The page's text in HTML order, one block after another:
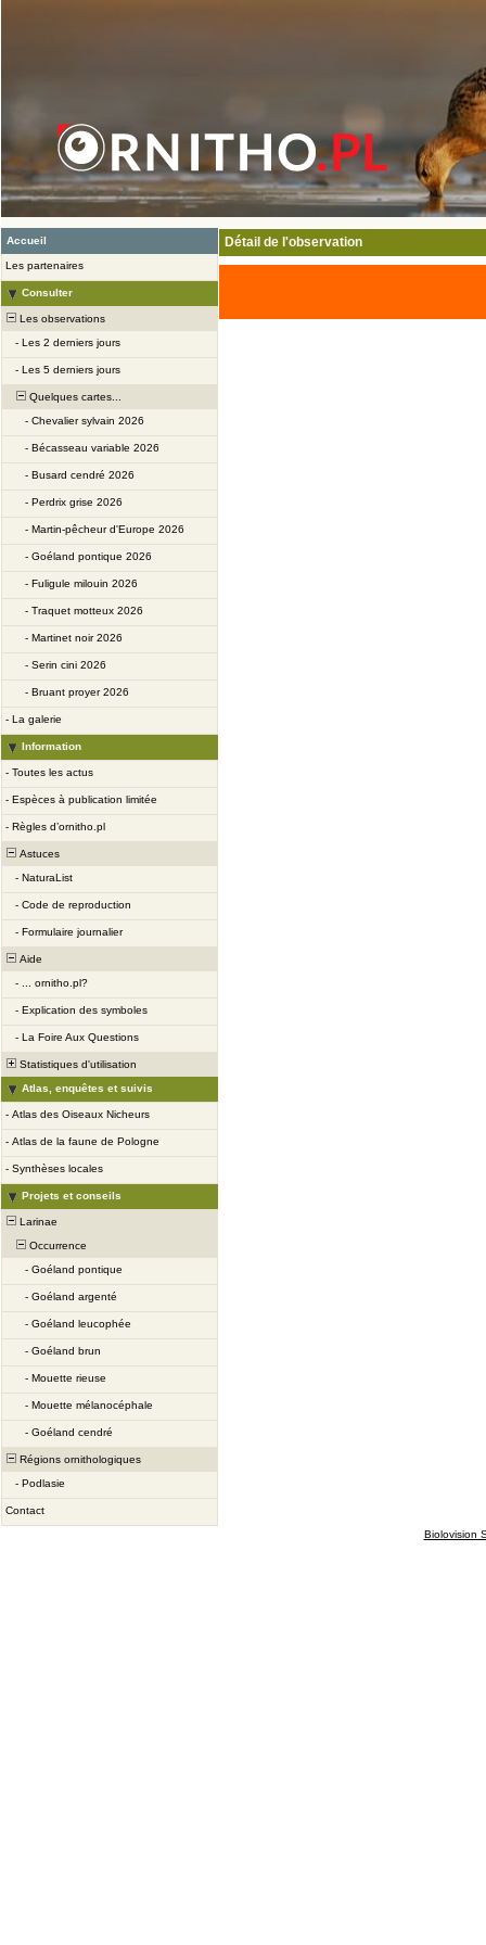
Accueil
Les partenaires
Consulter
Les observations
- Les 2 derniers jours
- Les 5 derniers jours
Quelques cartes...
- Chevalier sylvain 2026
- Bécasseau variable 2026
- Busard cendré 2026
- Perdrix grise 2026
- Martin-pêcheur d'Europe 2026
- Goéland pontique 2026
- Fuligule milouin 2026
- Traquet motteux 2026
- Martinet noir 2026
- Serin cini 2026
- Bruant proyer 2026
- La galerie
Information
- Toutes les actus
- Espèces à publication limitée
- Règles d’ornitho.pl
Astuces
- NaturaList
- Code de reproduction
- Formulaire journalier
Aide
-
... ornitho.pl?
- Explication des symboles
- La Foire Aux Questions
Statistiques d'utilisation
Atlas, enquêtes et suivis
- Atlas des Oiseaux Nicheurs
- Atlas de la faune de Pologne
- Synthèses locales
Projets et conseils
Larinae
Occurrence
- Goéland pontique
- Goéland argenté
- Goéland leucophée
- Goéland brun
- Mouette rieuse
- Mouette mélanocéphale
- Goéland cendré
Régions ornithologiques
- Podlasie
Contact
Détail de l'observation
Biolovision